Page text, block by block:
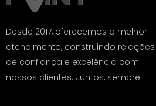
Desde 2017, oferecemos o melhor
atendimento, construindo relações
de confiança e excelência com
nossos clientes. Juntos, sempre!